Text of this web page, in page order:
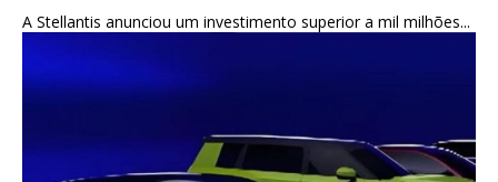
A Stellantis anunciou um investimento superior a mil milhões...